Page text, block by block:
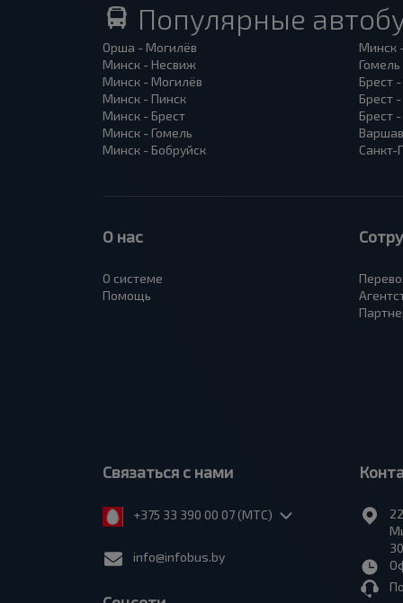
Популярные
Орша - Могилёв
Минск - Несвиж
Минск - Могилёв
Минск - Пинск
Минск - Брест
Минск - Гомель
Минск - Бобруйск
Минск
Брест
Брест
Брест
Санкт-
О нас
О системе
Помощь
Связаться с нами
+375 33 390 00 07 (МТС)
info@infobus.by